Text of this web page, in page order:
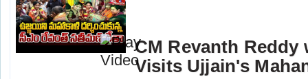
CM Revanth Reddy
Visits Ujjain's